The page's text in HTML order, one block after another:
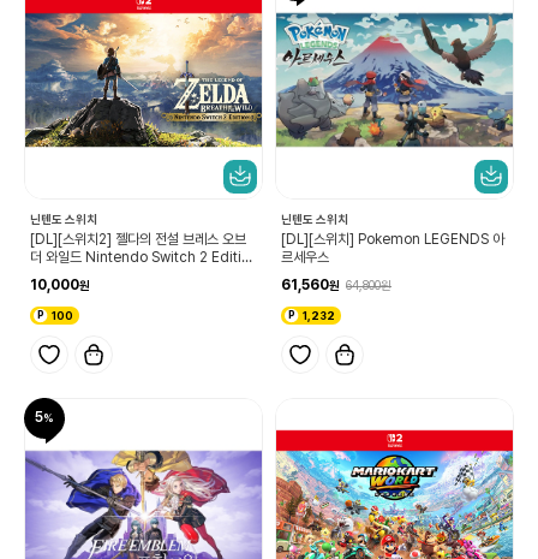
닌텐도 스위치
[DL][스위치2] 젤다의 전설 브레스 오브
더 와일드 Nintendo Switch 2 Editio
10,000
100
닌텐도 스위치
[DL][스위치] Pokemon LEGENDS 아
르세우스
61,560
64,800
1,232
5